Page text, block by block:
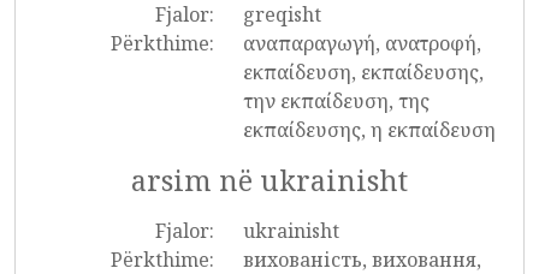
Fjalor:
greqisht
Përkthime:
αναπαραγωγή, ανατροφή,
εκπαίδευση, εκπαίδευσης,
την εκπαίδευση, της
εκπαίδευσης, η εκπαίδευση
arsim në ukrainisht
Fjalor:
ukrainisht
Përkthime:
вихованість, виховання,